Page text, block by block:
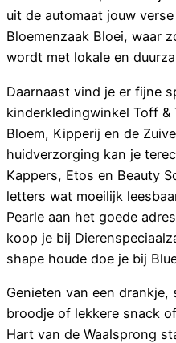
uit de automaat jouw
Bloemenzaak Bloei, waar
wordt met lokale en
Daarnaast vind je er fijne
kinderkledingwinkel Toff &
Bloem, Kipperij en de
huidverzorging kan je
Kappers, Etos en Beauty
letters wat moeilijk
Pearle aan het goede
koop je bij
shape houde doe je bij
Genieten van een drankje,
broodje of lekkere snack
Hart van de Waalsprong